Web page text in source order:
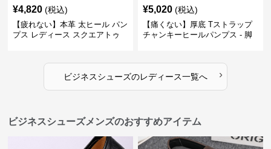
¥4,820 (税込)
【疲れない】本革 太ヒール パン
プス レディース スクエアトゥ
¥5,020 (税込)
【痛くない】厚底 Tストラップ
チャンキーヒールパンプス - 脚
ビジネスシューズのレディース一覧へ ›
ビジネスシューズメンズのおすすめアイテム